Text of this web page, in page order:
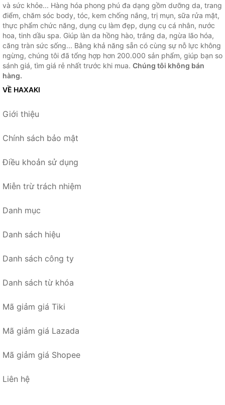
và sức khỏe... Hàng hóa phong phú đa dạng gồm dưỡng da, trang
điểm, chăm sóc body, tóc, kem chống nắng, trị mụn, sữa rửa mặt,
thực phẩm chức năng, dụng cụ làm đẹp, dụng cụ cá nhân, nước
hoa, tinh dầu spa. Giúp làn da hồng hào, trắng da, ngừa lão hóa,
căng tràn sức sống... Bằng khả năng sẵn có cùng sự nỗ lực không
ngừng, chúng tôi đã tổng hợp hơn 200.000 sản phẩm, giúp bạn so
sánh giá, tìm giá rẻ nhất trước khi mua. Chúng tôi không bán
hàng.
VỀ HAXAKI
Giới thiệu
Chính sách bảo mật
Điều khoản sử dụng
Miễn trừ trách nhiệm
Danh mục
Danh sách hiệu
Danh sách công ty
Danh sách từ khóa
Mã giảm giá Tiki
Mã giảm giá Lazada
Mã giảm giá Shopee
Liên hệ